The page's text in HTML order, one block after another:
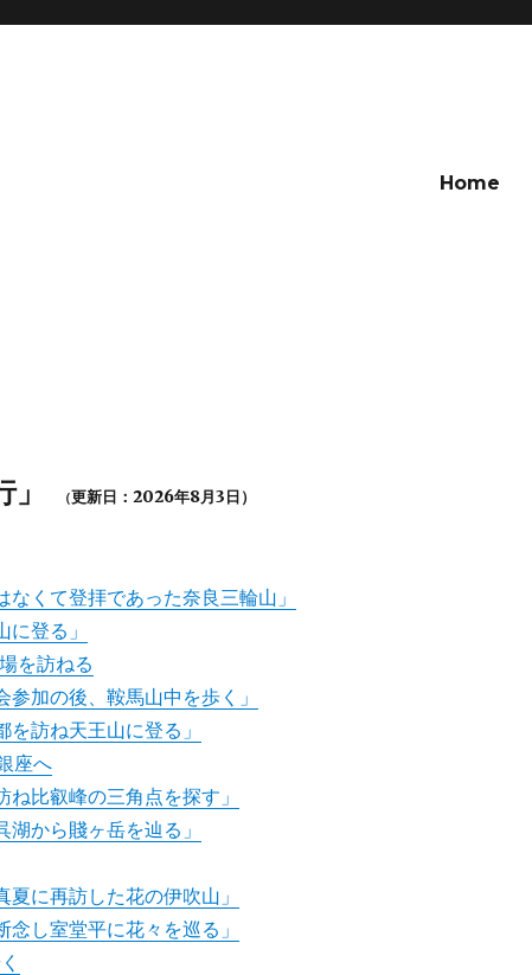
Home
（更新日：2026年8月3日）
なくて登拝であった奈良三輪山」
に登る」
を訪ねる
参加の後、鞍馬山中を歩く」
を訪ね天王山に登る」
座へ
ね比叡峰の三角点を探す」
湖から賤ヶ岳を辿る」
夏に再訪した花の伊吹山」
念し室堂平に花々を巡る」